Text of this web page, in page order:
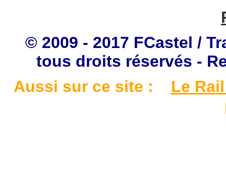
© 2009 - 2017 FCastel /
tous droits réservés -
Aussi sur ce site :
Le